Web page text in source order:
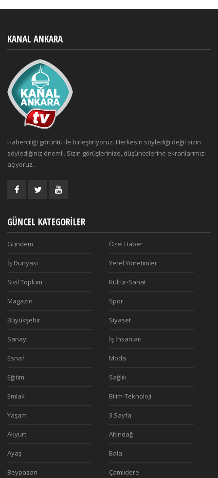
KANAL ANKARA
Haberciliği görüntü ile birleştiriyoruz. Herkesin söylediği değil sizin
söylediğiniz önemli. Sizin görüşlerinize, düşüncelerine ekranlarımızı
açıyoruz.
GÜNCEL KATEGORILER
Gündem Özel Haber
İş Dunyasi Yerel Yönetimler
Sivil Toplum Kültür-Sanat
Magazin Spor
Büyükşehir Siyaset
Sanayi İş İnsanlari
Esnaf Moda
Eğitim Sağlık
Emlak Bilim-Teknoloji
Yaşam 3.Sayfa
Akyurt Altındağ
Ayaş Bala
Beypazarı Çamlıdere